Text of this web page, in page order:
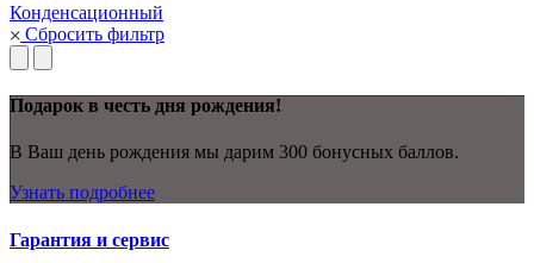
Конденсационный
Сбросить фильтр
Подарок в честь дня рождения!
В Ваш день рождения мы дарим 300 бонусных баллов.
Узнать подробнее
Гарантия и сервис